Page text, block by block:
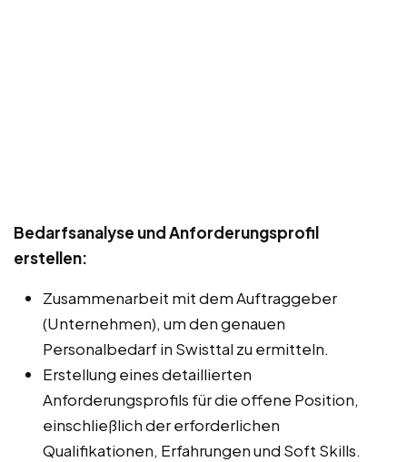
Bedarfsanalyse und Anforderungsprofil
erstellen:
Zusammenarbeit mit dem Auftraggeber
(Unternehmen), um den genauen
Personalbedarf in Swisttal zu ermitteln.
Erstellung eines detaillierten
Anforderungsprofils für die offene Position,
einschließlich der erforderlichen
Qualifikationen, Erfahrungen und Soft Skills.